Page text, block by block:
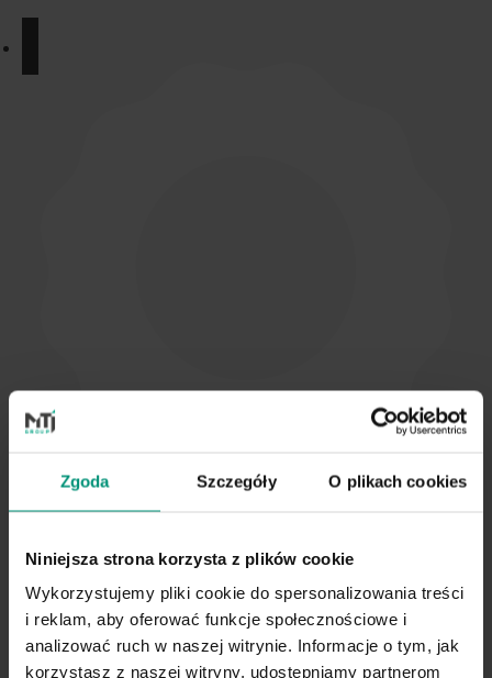
Zgoda Szczegóły O plikach cookies
Niniejsza strona korzysta z plików cookie
Wykorzystujemy pliki cookie do spersonalizowania treści
i reklam, aby oferować funkcje społecznościowe i
analizować ruch w naszej witrynie. Informacje o tym, jak
korzystasz z naszej witryny, udostępniamy partnerom